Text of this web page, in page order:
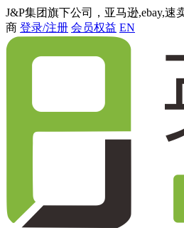
J&P集团旗下公司，亚马逊,ebay,速
商 登录/注册 会员权益 EN